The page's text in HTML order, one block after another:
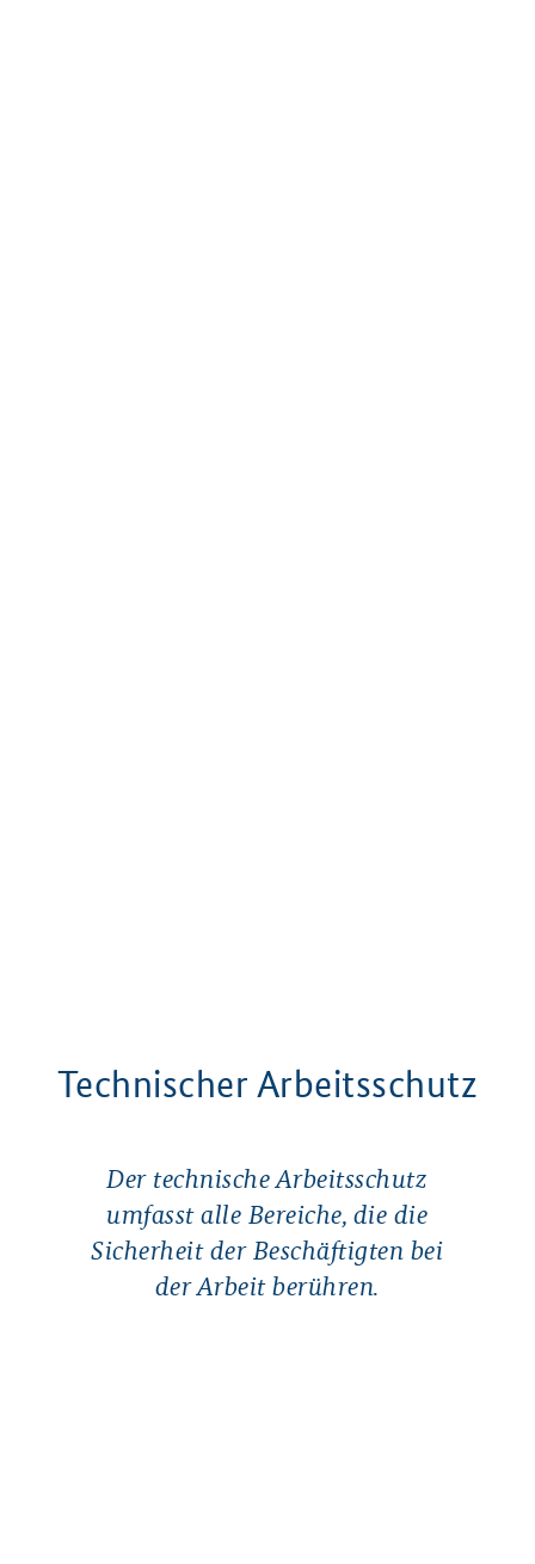
Technischer Arbeitsschutz
Der technische Arbeitsschutz
umfasst alle Bereiche, die die
Sicherheit der Beschäftigten bei
der Arbeit berühren.